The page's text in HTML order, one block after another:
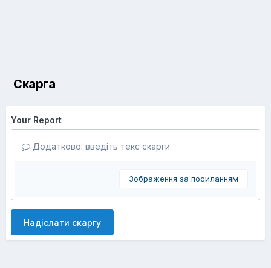
Скарга
Your Report
Додатково: введіть текс скарги
Зображення за посиланням
Надіслати скаргу